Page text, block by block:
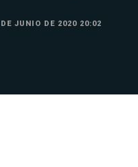
JUNIO DE 2020 20:02